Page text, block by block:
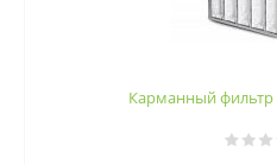
Карманный фильтр